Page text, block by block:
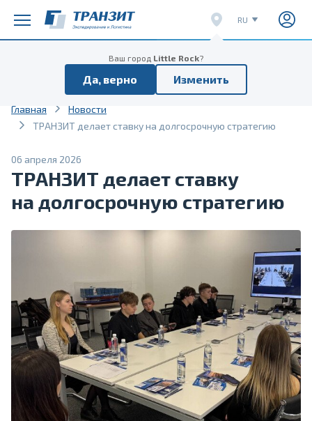
Ваш город Little Rock?
Да, верно Изменить
RU
EN
Расписание поездов Расписание
Главная
Новости
ТРАНЗИТ делает ставку на долгосрочную стратегию
06 апреля 2026
ТРАНЗИТ делает ставку
на долгосрочную стратегию